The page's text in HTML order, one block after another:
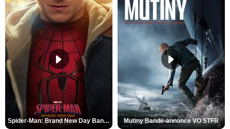
Spider-Man: Brand New Day Bande-annonce VO STFR Mutiny Bande-annonce VO STFR